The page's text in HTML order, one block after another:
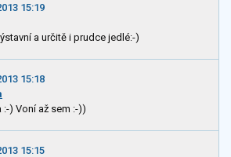
15:19
a určitě i prudce jedlé:-)
15:18
:-) Voní až sem :-))
15:15